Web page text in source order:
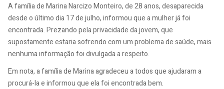
A família de Marina Narcizo Monteiro, de 28 anos, desaparecida
desde o último dia 17 de julho, informou que a mulher já foi
encontrada. Prezando pela privacidade da jovem, que
supostamente estaria sofrendo com um problema de saúde, mais
nenhuma informação foi divulgada a respeito.
Em nota, a família de Marina agradeceu a todos que ajudaram a
procurá-la e informou que ela foi encontrada bem.